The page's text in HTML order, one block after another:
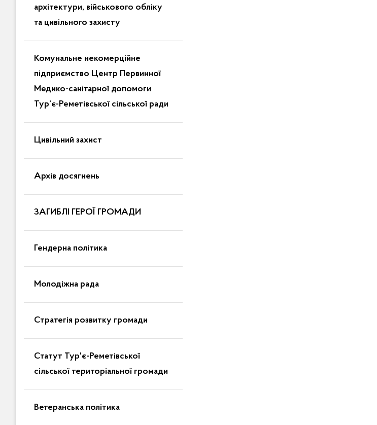
архітектури, військового обліку
та цивільного захисту
Комунальне некомерційне
підприємство Центр Первинної
Медико-санітарної допомоги
Тур’є-Реметівської сільської ради
Цивільний захист
Архів досягнень
ЗАГИБЛІ ГЕРОЇ ГРОМАДИ
Гендерна політика
Молодіжна рада
Стратегія розвитку громади
Статут Тур'є-Реметівської
сільської територіальної громади
Ветеранська політика